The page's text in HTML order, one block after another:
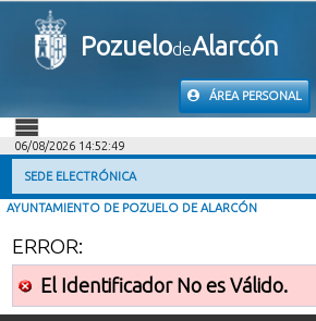
PozuelodeAlarcón
ÁREA PERSONAL
INICIO
MI CARPETA
06/08/2026 14:52:49
SEDE ELECTRÓNICA
AYUNTAMIENTO DE POZUELO DE ALARCÓN
ERROR:
El Identificador No es Válido.